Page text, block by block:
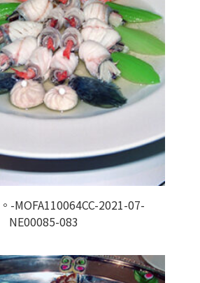
-MOFA110064CC-2021-07-
NE00085-083